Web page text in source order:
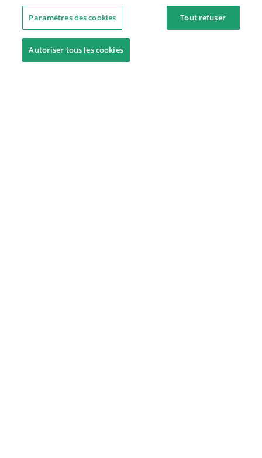
Paramètres des cookies Tout refuser
Autoriser tous les cookies